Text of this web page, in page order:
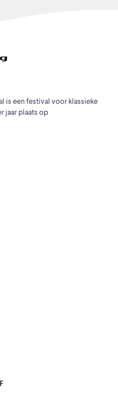
is een festival voor klassieke
jaar plaats op